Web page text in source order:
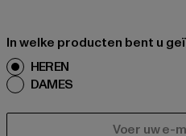
In welke producten bent u
HEREN
DAMES